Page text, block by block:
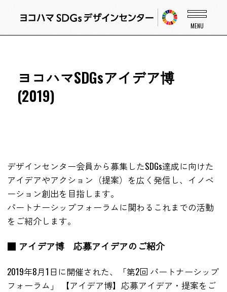
ヨコハマSDGsアイデア博
(2019)
デザインセンター会員から募集したSDGs達成に向けた
アイデアやアクション（提案）を広く発信し、イノベ
ーション創出を目指します。
パートナーシップフォーラムに関わるこれまでの活動
をご紹介します。
■ アイデア博 応募アイデアのご紹介
2019年8月1日に開催された、「第2回 パートナーシップ
フォーラム」 【アイデア博】応募アイデア・提案をご